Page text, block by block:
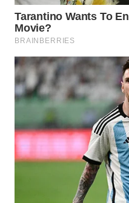
WN
NATUNA
WN
BINTAN
WN
MANDALIKA